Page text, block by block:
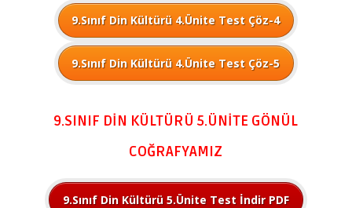
9.Sınıf Din Kültürü 4.Ünite Test Çöz-4
9.Sınıf Din Kültürü 4.Ünite Test Çöz-5
9.SINIF DİN KÜLTÜRÜ 5.ÜNİTE GÖNÜL
COĞRAFYAMIZ
9.Sınıf Din Kültürü 5.Ünite Test İndir PDF